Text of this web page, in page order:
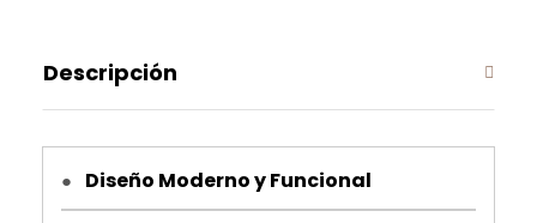
Descripción
● Diseño Moderno y Funcional